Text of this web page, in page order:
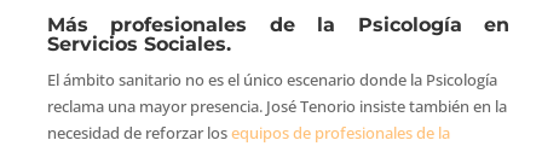
Más profesionales de la Psicología en
Servicios Sociales.
El ámbito sanitario no es el único escenario donde la Psicología
reclama una mayor presencia. José Tenorio insiste también en la
necesidad de reforzar losequipos de profesionales de la